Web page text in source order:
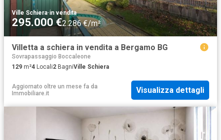
Ville Schiera·in vendita
295.000 €2.286 €/m²
Villetta a schiera in vendita a Bergamo BG
Sovrapassaggio Boccaleone
129 m²4 Locali2 BagniVille Schiera
Aggiornato oltre un mese fa da
Immobiliare.it
Visualizza dettagli